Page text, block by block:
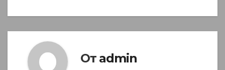
От admin